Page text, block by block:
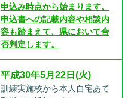
申込み時点から始まります。
申込書への記載内容や相談内
容も踏まえて、県において合
否判定します。
平成30年5月22日(火)
訓練実施校から本人自宅あて